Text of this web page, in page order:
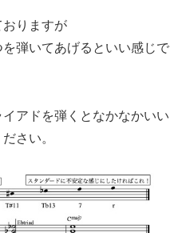
りますが
弾いてあげるといい感じで
アドを弾くとなかなかいい
さい。